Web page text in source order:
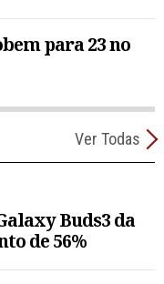
para 23 no
Ver Todas
Buds3 da
de 56%